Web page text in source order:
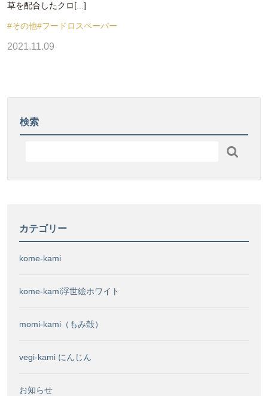
草を配合したクロ[...]
#その他#フードロスペーパー
2021.11.09
検索

カテゴリー
kome-kami
kome-kami浮世絵ホワイト
momi-kami（もみ殻）
vegi-kami にんじん
お知らせ